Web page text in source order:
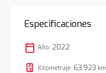
Especificaciones
calendar_today Año: 2022
Kilometraje: 63.923 km